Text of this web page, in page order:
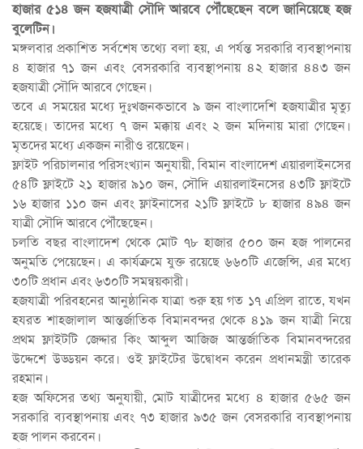
হাজার ৫১৪ জন হজযাত্রী সৌদি আরবে পৌঁছেছেন বলে জানিয়েছে হজ
বুলেটিন।
মঙ্গলবার প্রকাশিত সর্বশেষ তথ্যে বলা হয়, এ পর্যন্ত সরকারি ব্যবস্থাপনায়
৪ হাজার ৭১ জন এবং বেসরকারি ব্যবস্থাপনায় ৪২ হাজার ৪৪৩ জন
হজযাত্রী সৌদি আরবে গেছেন।
তবে এ সময়ের মধ্যে দুঃখজনকভাবে ৯ জন বাংলাদেশি হজযাত্রীর মৃত্যু
হয়েছে। তাদের মধ্যে ৭ জন মক্কায় এবং ২ জন মদিনায় মারা গেছেন।
মৃতদের মধ্যে একজন নারীও রয়েছেন।
ফ্লাইট পরিচালনার পরিসংখ্যান অনুযায়ী, বিমান বাংলাদেশ এয়ারলাইনসের
৫৪টি ফ্লাইটে ২১ হাজার ৯১০ জন, সৌদি এয়ারলাইনসের ৪৩টি ফ্লাইটে
১৬ হাজার ১১০ জন এবং ফ্লাইনাসের ২১টি ফ্লাইটে ৮ হাজার ৪৯৪ জন
যাত্রী সৌদি আরবে পৌঁছেছেন।
চলতি বছর বাংলাদেশ থেকে মোট ৭৮ হাজার ৫০০ জন হজ পালনের
অনুমতি পেয়েছেন। এ কার্যক্রমে যুক্ত রয়েছে ৬৬০টি এজেন্সি, এর মধ্যে
৩০টি প্রধান এবং ৬৩০টি সমন্বয়কারী।
হজযাত্রী পরিবহনের আনুষ্ঠানিক যাত্রা শুরু হয় গত ১৭ এপ্রিল রাতে, যখন
হযরত শাহজালাল আন্তর্জাতিক বিমানবন্দর থেকে ৪১৯ জন যাত্রী নিয়ে
প্রথম ফ্লাইটটি জেদ্দার কিং আব্দুল আজিজ আন্তর্জাতিক বিমানবন্দরের
উদ্দেশে উড্ডয়ন করে। ওই ফ্লাইটের উদ্বোধন করেন প্রধানমন্ত্রী তারেক
রহমান।
হজ অফিসের তথ্য অনুযায়ী, মোট যাত্রীদের মধ্যে ৪ হাজার ৫৬৫ জন
সরকারি ব্যবস্থাপনায় এবং ৭৩ হাজার ৯৩৫ জন বেসরকারি ব্যবস্থাপনায়
হজ পালন করবেন।